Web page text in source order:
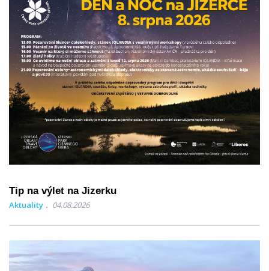
Tip na výlet na Jizerku
Aktuality 04.08.2026